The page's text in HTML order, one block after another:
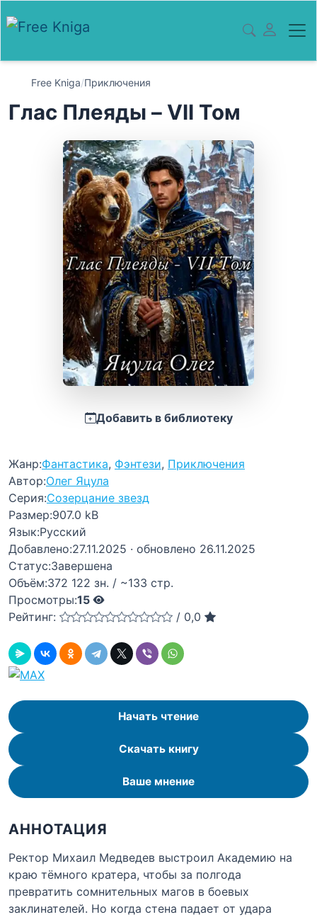
Free Kniga/Приключения
Глас Плеяды – VII Том
Добавить в библиотеку
Жанр:Фантастика, Фэнтези, Приключения
Автор:Олег Яцула
Серия:Созерцание звезд
Размер:907.0 kB
Язык:Русский
Добавлено:27.11.2025 · обновлено 26.11.2025
Статус:Завершена
Объём:372 122 зн. / ~133 стр.
Просмотры:15
Рейтинг:
/ 0,0
Начать чтение
Скачать книгу
Ваше мнение
АННОТАЦИЯ
Ректор Михаил Медведев выстроил Академию на
краю тёмного кратера, чтобы за полгода
превратить сомнительных магов в боевых
заклинателей. Но когда стена падает от удара